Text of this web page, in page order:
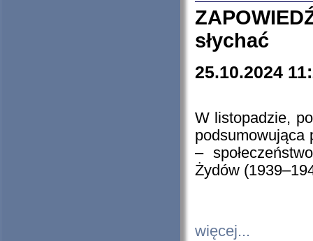
słychać
25.10.2024
W listopadzie,
podsumowująca
–
Żydów
więcej...